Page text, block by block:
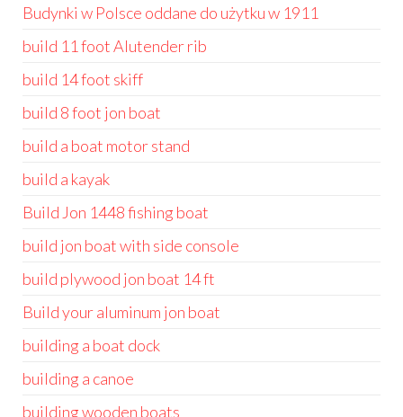
Budynki w Polsce oddane do użytku w 1911
build 11 foot Alutender rib
build 14 foot skiff
build 8 foot jon boat
build a boat motor stand
build a kayak
Build Jon 1448 fishing boat
build jon boat with side console
build plywood jon boat 14 ft
Build your aluminum jon boat
building a boat dock
building a canoe
building wooden boats